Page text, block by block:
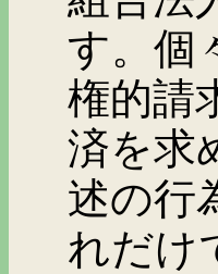
す。個
権的請
済を求
述の行
れだけ